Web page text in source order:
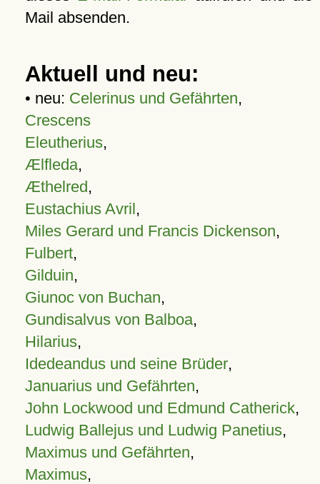
Mail absenden.
Aktuell und neu:
• neu: Celerinus und Gefährten,
Crescens
Eleutherius,
Ælfleda,
Æthelred,
Eustachius Avril,
Miles Gerard und Francis Dickenson,
Fulbert,
Gilduin,
Giunoc von Buchan,
Gundisalvus von Balboa,
Hilarius,
Idedeandus und seine Brüder,
Januarius und Gefährten,
John Lockwood und Edmund Catherick,
Ludwig Ballejus und Ludwig Panetius,
Maximus und Gefährten,
Maximus,